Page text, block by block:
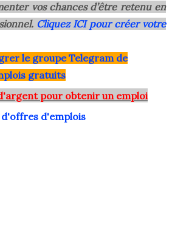
vos chances d’être retenu en
Cliquez ICI pour créer votre
le groupe Telegram de
gratuits
pour obtenir un emploi
d'offres d'emplois